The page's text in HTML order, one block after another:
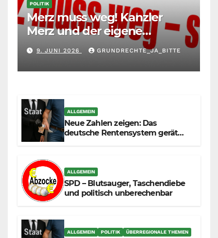
POLITIK
Merz muss weg! Kanzler
Merz und der eigene
Maßstab: Wer andere richtet,
muss sich selbst richten
9. JUNI 2026 GRUNDRECHTE_JA_BITTE
ALLGEMEIN
Neue Zahlen zeigen: Das
deutsche Rentensystem gerät
ALLGEMEIN
SPD – Blutsauger, Taschendiebe
und politisch unberechenbar
ALLGEMEIN POLITIK ÜBERREGIONALE THEMEN